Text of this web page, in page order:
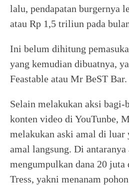
lalu, pendapatan burgernya
atau Rp 1,5 triliun pada
Ini belum dihitung
yang kemudian dibuatnya,
Feastable atau Mr BeST Bar.
Selain melakukan aksi bagi-
konten video di YouTunbe,
melakukan aski amal di luar
amal langsung. Di antaranya
mengumpulkan dana 20 juta
Tress, yakni menanam